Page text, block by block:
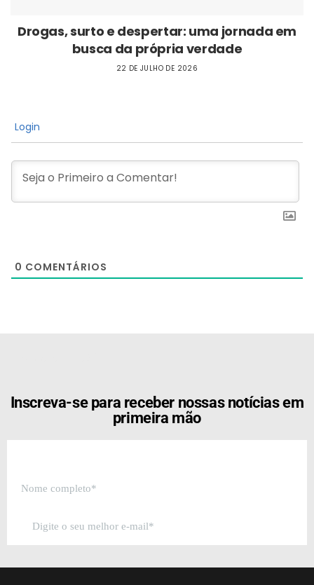
Drogas, surto e despertar: uma jornada em
busca da própria verdade
22 DE JULHO DE 2026
Login
0 COMENTÁRIOS
Inscreva-se para receber nossas notícias em
primeira mão